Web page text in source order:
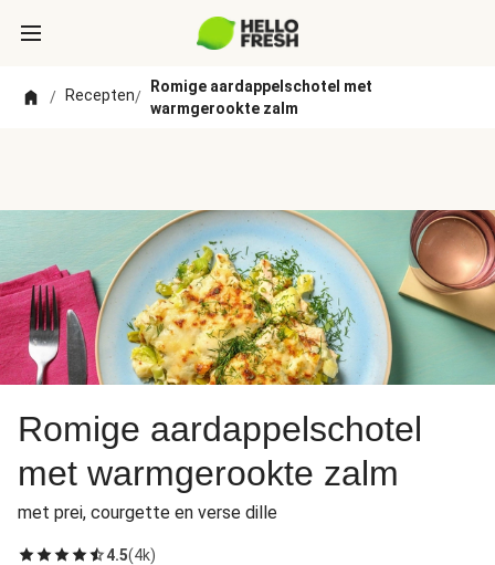
/ Recepten/
Romige aardappelschotel met
warmgerookte zalm
Romige aardappelschotel
met warmgerookte zalm
met prei, courgette en verse dille
4.5(4k)